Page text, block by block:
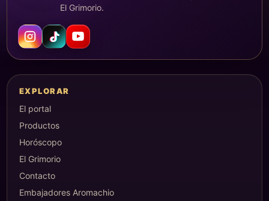
El Grimorio.
EXPLORAR
El portal
Productos
Horóscopo
El Grimorio
Contacto
Embajadores Aromachio